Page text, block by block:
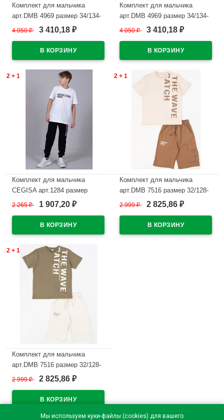
Мы используем куки-файлы (cookies) для вашего
Комплект для мальчика
арт.DMB 4969 размер 34/134-
44/164 (худи+брюки) цвет
4 050₽ 3 410,18 ₽
Комплект для мальчика
арт.DMB 4969 размер 34/134-
44/164 (худи+брюки) цвет
4 050₽ 3 410,18 ₽
2 + 1
Комплект для мальчика
CEGISA арт.1284 размер
42/158-46/170
кремовый/черный
2 265₽ 1 907,20 ₽
2 + 1
Комплект для мальчика
арт.DMB 7516 размер 32/128-
44/164 (футболка+шорты)
2 999₽ 2 825,86 ₽
2 + 1
Комплект для мальчика
арт.DMB 7516 размер 32/128-
44/164 (футболка+шорты)
2 999₽ 2 825,86 ₽